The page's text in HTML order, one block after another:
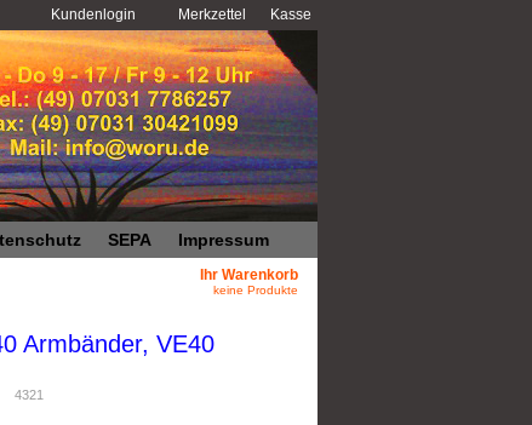
Kundenlogin Merkzettel Kasse
SEPA Impressum
Ihr Warenkorb
keine Produkte
Armbänder, VE40
4321